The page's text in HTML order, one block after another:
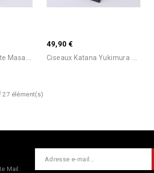
Le
Consulter Pour Connaitre Le
Délai
49,90 €
élément(s)
Mail.